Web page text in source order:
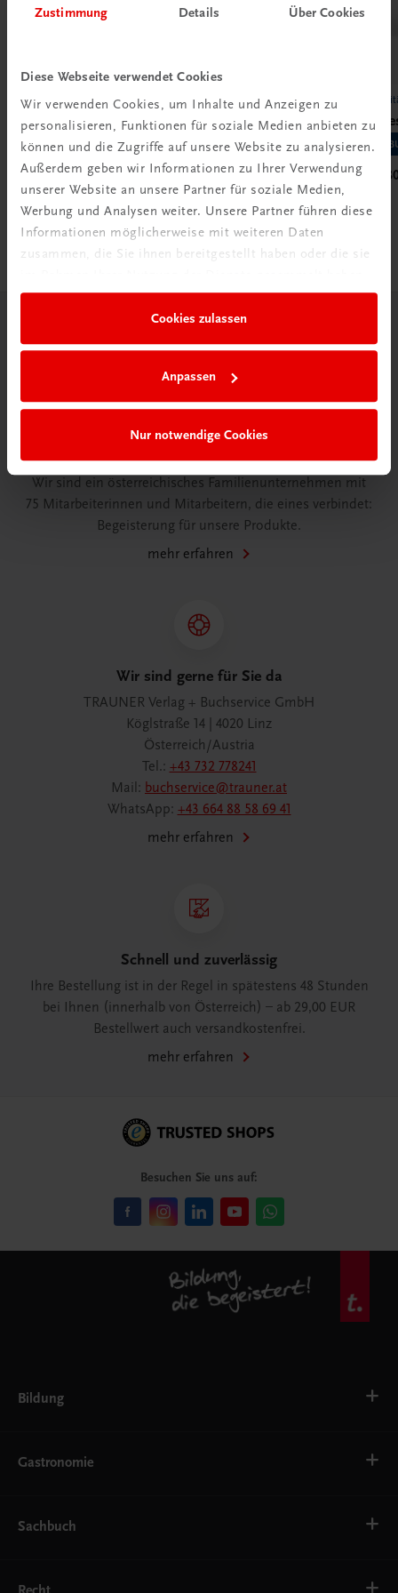
Zustimmung Details Über Cookies
Diese Webseite verwendet Cookies
Wir verwenden Cookies, um Inhalte und Anzeigen zu
personalisieren, Funktionen für soziale Medien anbieten zu
können und die Zugriffe auf unsere Website zu analysieren.
Außerdem geben wir Informationen zu Ihrer Verwendung
unserer Website an unsere Partner für soziale Medien,
Werbung und Analysen weiter. Unsere Partner führen diese
Informationen möglicherweise mit weiteren Daten
zusammen, die Sie ihnen bereitgestellt haben oder die sie
Cookies zulassen
Anpassen
Nur notwendige Cookies
Universität
Sicherheit in der Industrie 4.0
Schriftenreihe Recht und Informationstechnologie –
UNINET, Band 3
€ 49,90
€
Herzlich willkommen bei TRAUNER!
Wir über uns
Wir sind ein österreichisches Familienunternehmen mit
75 Mitarbeiterinnen und Mitarbeitern, die eines verbindet:
Begeisterung für unsere Produkte.
mehr erfahren
Wir sind gerne für Sie da
TRAUNER Verlag + Buchservice GmbH
Köglstraße 14 | 4020 Linz
Österreich/Austria
Tel.: +43 732 778241
Mail: buchservice@trauner.at
WhatsApp: +43 664 88 58 69 41
mehr erfahren
Schnell und zuverlässig
Ihre Bestellung ist in der Regel in spätestens 48 Stunden
bei Ihnen (innerhalb von Österreich) – ab 29,00 EUR
Bestellwert auch versandkostenfrei.
mehr erfahren
Besuchen Sie uns auf:
Bildung
AHS
EWF/ZWF
FW
Gastronomie
Getränke
Service
Sachbuch
Gesellschaft, Politik und Wirtschaft